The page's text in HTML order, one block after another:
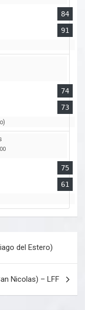
84
91
74
73
75
61
del Estero)
Nicolas) – LFF